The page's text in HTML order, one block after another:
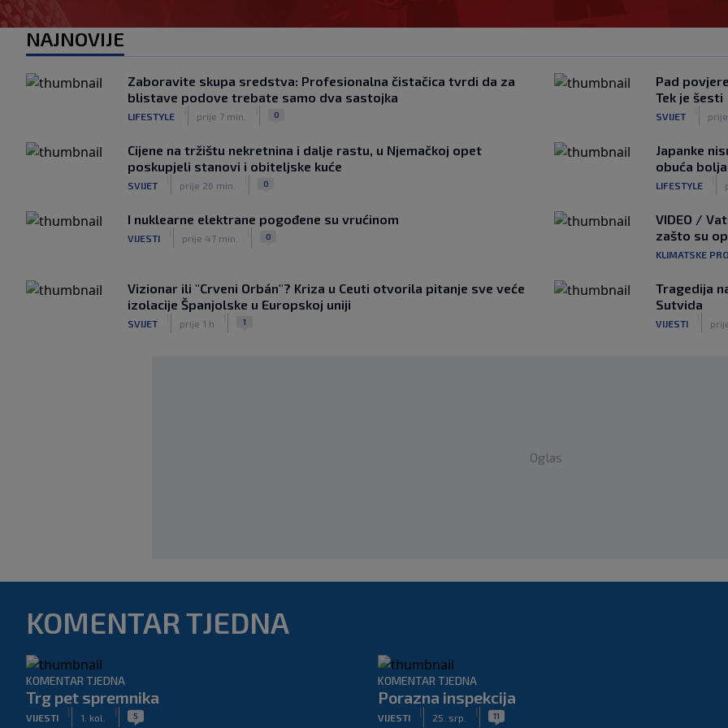
NAJNOVIJE
Zaboravite skupa sredstva: Profesionalna čistačica tvrdi da za
blistave podove trebate samo dva sastojka
LIFESTYLE prije 7 min. 0
Pad
Tek je šesti
SVIJET prije
Cijene na tržištu nekretnina i dalje rastu, u Njemačkoj opet
poskupjeli stanovi i obiteljske kuće
SVIJET prije 26 min. 0
Japanke
obuća
LIFESTYLE
I nuklearne elektrane pogođene su vrućinom
VIJESTI prije 47 min. 0
VIDEO /
zašto su
KLIMATSKE
Vizionar ili "Crveni Orbán"? Kriza u Ceuti otvorila pitanje sve veće
izolacije Španjolske u Europskoj uniji
SVIJET prije 1 h 1
Tragedija
Sutvida
VIJESTI
Oglas
KOMENTAR TJEDNA
KOMENTAR TJEDNA
Trg pet spremnika
VIJESTI
|
1. kol.
| 5
KOMENTAR TJEDNA
Porazna inspekcija
VIJESTI
|
25. srp.
| 11